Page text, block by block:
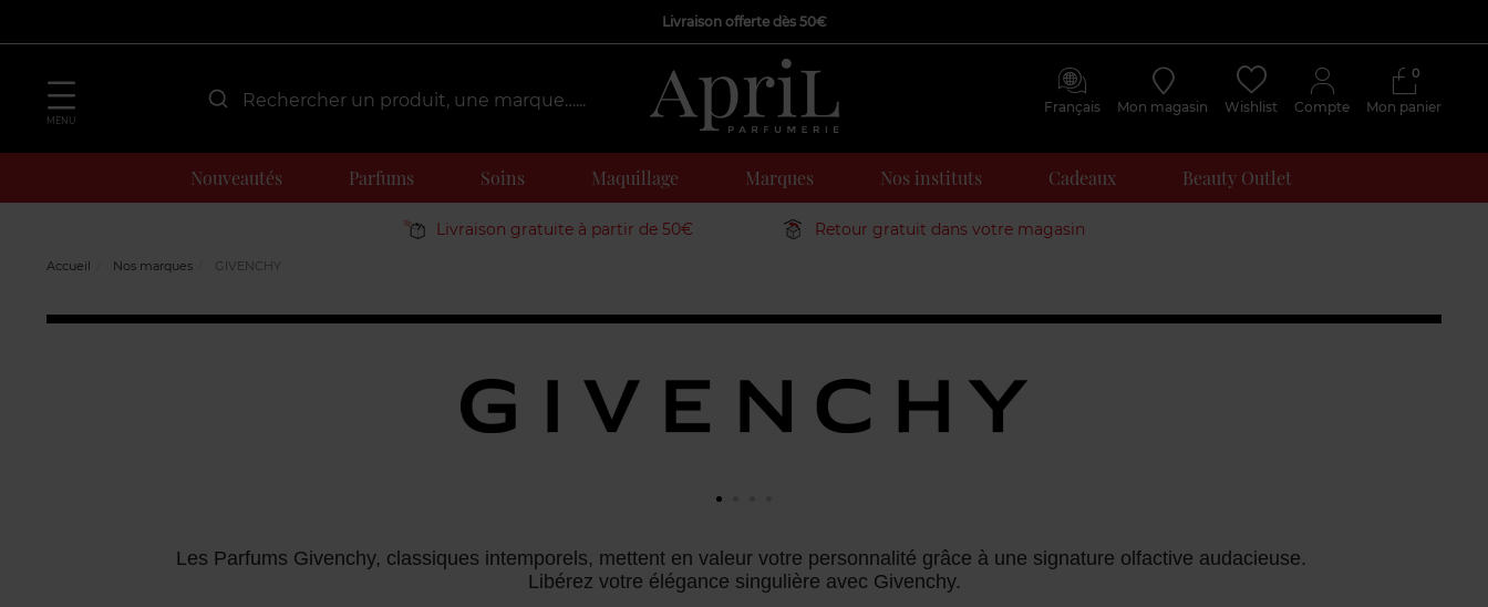
Livraison offerte dès 50€
MENU
Français Mon magasin Wishlist Compte Mon panier
0
Nouveautés Parfums Soins Maquillage Marques Nos instituts Cadeaux Beauty Outlet
Livraison gratuite à partir de 50€ Retour gratuit dans votre magasin
Accueil Nos marques GIVENCHY
Les Parfums Givenchy, classiques intemporels, mettent en valeur votre personnalité grâce à une signature olfactive audacieuse.
Libérez votre élégance singulière avec Givenchy.